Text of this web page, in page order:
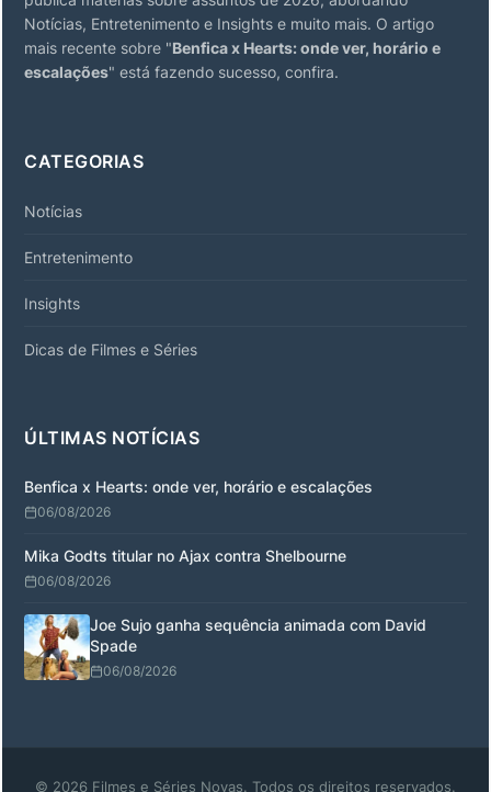
Notícias, Entretenimento e Insights e muito mais. O artigo
mais recente sobre "Benfica x Hearts: onde ver, horário e
escalações" está fazendo sucesso, confira.
CATEGORIAS
Notícias
Entretenimento
Insights
Dicas de Filmes e Séries
ÚLTIMAS NOTÍCIAS
Benfica x Hearts: onde ver, horário e escalações
06/08/2026
Mika Godts titular no Ajax contra Shelbourne
06/08/2026
Joe Sujo ganha sequência animada com David
Spade
06/08/2026
© 2026 Filmes e Séries Novas. Todos os direitos reservados.